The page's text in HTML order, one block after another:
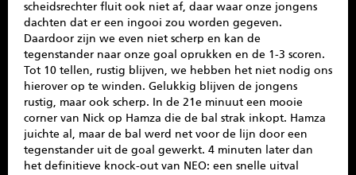
scheidsrechter fluit ook niet af, daar waar onze jongens
dachten dat er een ingooi zou worden gegeven.
Daardoor zijn we even niet scherp en kan de
tegenstander naar onze goal oprukken en de 1-3 scoren.
Tot 10 tellen, rustig blijven, we hebben het niet nodig ons
hierover op te winden. Gelukkig blijven de jongens
rustig, maar ook scherp. In de 21e minuut een mooie
corner van Nick op Hamza die de bal strak inkopt. Hamza
juichte al, maar de bal werd net voor de lijn door een
tegenstander uit de goal gewerkt. 4 minuten later dan
het definitieve knock-out van NEO: een snelle uitval